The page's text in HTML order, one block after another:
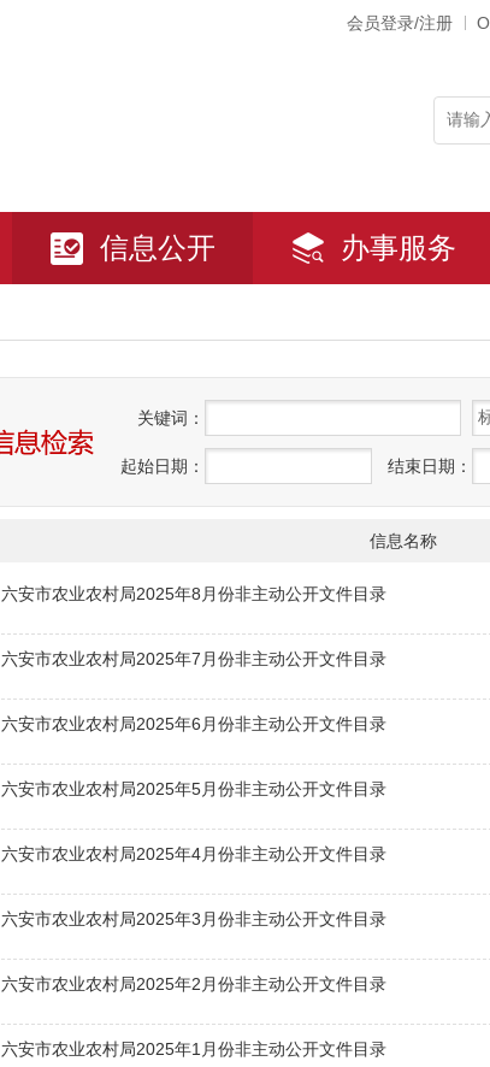
会员登录/注册
信息公开 办事服务
关键词：
起始日期： 结束日期：
信息名称
六安市农业农村局2025年8月份非主动公开文件目录
六安市农业农村局2025年7月份非主动公开文件目录
六安市农业农村局2025年6月份非主动公开文件目录
六安市农业农村局2025年5月份非主动公开文件目录
六安市农业农村局2025年4月份非主动公开文件目录
六安市农业农村局2025年3月份非主动公开文件目录
六安市农业农村局2025年2月份非主动公开文件目录
六安市农业农村局2025年1月份非主动公开文件目录